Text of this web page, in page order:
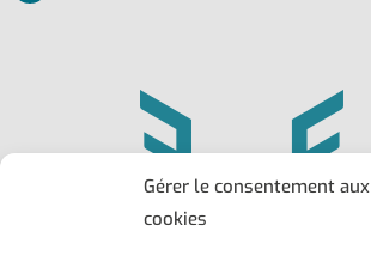
Gérer le consentement aux
cookies